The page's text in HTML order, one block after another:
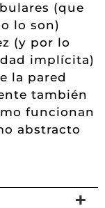
(que
lo son)
(y por lo
implícita)
la pared
también
funcionan
abstracto